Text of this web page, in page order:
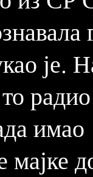
је.
мајке